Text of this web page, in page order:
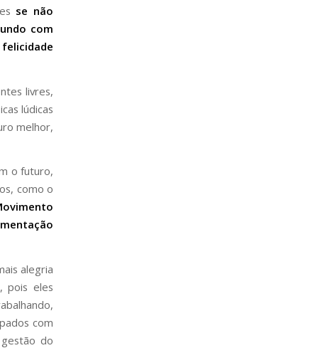
se não
com
livres,
lúdicas
melhor,
o futuro,
como o
alegria
pois eles
com
do